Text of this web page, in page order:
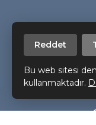
Reddet
Bu web sitesi
kullanmaktadır.